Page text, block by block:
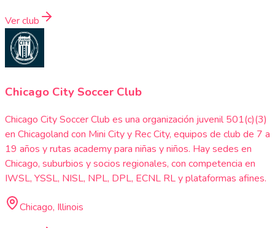
Ver club
Chicago City Soccer Club
Chicago City Soccer Club es una organización juvenil 501(c)(3)
en Chicagoland con Mini City y Rec City, equipos de club de 7 a
19 años y rutas academy para niñas y niños. Hay sedes en
Chicago, suburbios y socios regionales, con competencia en
IWSL, YSSL, NISL, NPL, DPL, ECNL RL y plataformas afines.
Chicago, Illinois